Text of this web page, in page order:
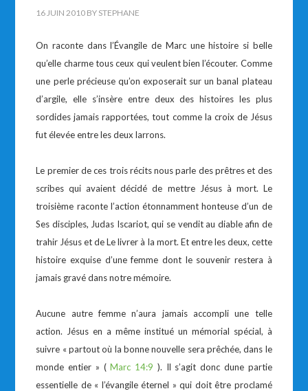
16 JUIN 2010 BY STEPHANE
On raconte dans l’Évangile de Marc une histoire si belle
qu’elle charme tous ceux qui veulent bien l’écouter. Comme
une perle précieuse qu’on exposerait sur un banal plateau
d’argile, elle s’insère entre deux des histoires les plus
sordides jamais rapportées, tout comme la croix de Jésus
fut élevée entre les deux larrons.
Le premier de ces trois récits nous parle des prêtres et des
scribes qui avaient décidé de mettre Jésus à mort. Le
troisième raconte l’action étonnamment honteuse d’un de
Ses disciples, Judas Iscariot, qui se vendit au diable afin de
trahir Jésus et de Le livrer à la mort. Et entre les deux, cette
histoire exquise d’une femme dont le souvenir restera à
jamais gravé dans notre mémoire.
Aucune autre femme n’aura jamais accompli une telle
action. Jésus en a même institué un mémorial spécial, à
suivre « partout où la bonne nouvelle sera prêchée, dans le
monde entier » (Marc 14:9 ). Il s’agit donc dune partie
essentielle de « l’évangile éternel » qui doit être proclamé